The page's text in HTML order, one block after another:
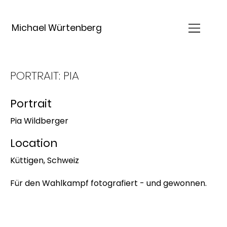
Michael Würtenberg
PORTRAIT: PIA
Portrait
Pia Wildberger
Location
Küttigen, Schweiz
Für den Wahlkampf fotografiert - und gewonnen.